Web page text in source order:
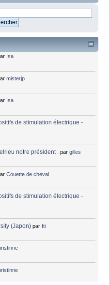
Isa
misterjp
Isa
de stimulation électrique -
notre président . pargilles
Couette de cheval
de stimulation électrique -
(Japon) parfti